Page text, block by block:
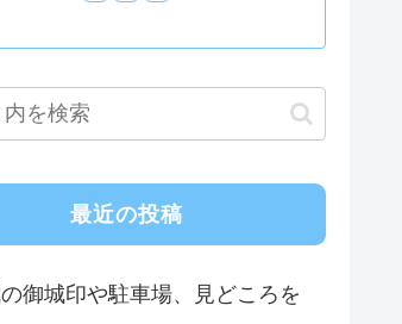
最近の投稿
御城印や駐車場、見どころを